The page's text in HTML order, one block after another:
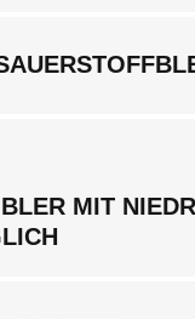
MIT